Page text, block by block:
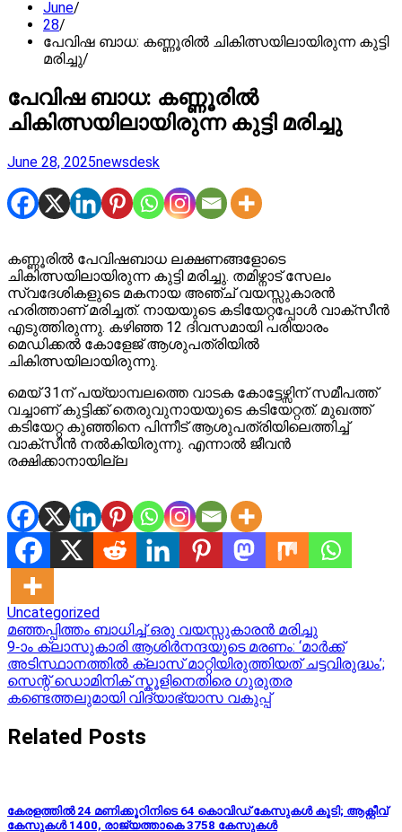
June
28
പേവിഷ ബാധ: കണ്ണൂരിൽ ചികിത്സയിലായിരുന്ന കുട്ടി
മരിച്ചു
പേവിഷ ബാധ: കണ്ണൂരിൽ
ചികിത്സയിലായിരുന്ന കുട്ടി മരിച്ചു
June 28, 2025newsdesk
കണ്ണൂരിൽ പേവിഷബാധ ലക്ഷണങ്ങളോടെ
ചികിത്സയിലായിരുന്ന കുട്ടി മരിച്ചു. തമിഴ്നാട് സേലം
സ്വദേശികളുടെ മകനായ അഞ്ച് വയസ്സുകാരൻ
ഹരിത്താണ് മരിച്ചത്. നായയുടെ കടിയേറ്റപ്പോൾ വാക്സീൻ
എടുത്തിരുന്നു. കഴിഞ്ഞ 12 ദിവസമായി പരിയാരം
മെഡിക്കൽ കോളേജ് ആശുപത്രിയിൽ
ചികിത്സയിലായിരുന്നു.
മെയ് 31ന് പയ്യാമ്പലത്തെ വാടക കോട്ടേഴ്സിന് സമീപത്ത്
വച്ചാണ് കുട്ടിക്ക് തെരുവുനായയുടെ കടിയേറ്റത്. മുഖത്ത്
കടിയേറ്റ കുഞ്ഞിനെ പിന്നീട് ആശുപത്രിയിലെത്തിച്ച്
വാക്സീൻ നൽകിയിരുന്നു. എന്നാൽ ജീവൻ
രക്ഷിക്കാനായില്ല
Uncategorized
Post
navigation
മഞ്ഞപ്പിത്തം ബാധിച്ച് ഒരു വയസ്സുകാരൻ മരിച്ചു
9-ാം ക്ലാസുകാരി ആശിർനന്ദയുടെ മരണം: ‘മാർക്ക്
അടിസ്ഥാനത്തിൽ ക്ലാസ് മാറ്റിയിരുത്തിയത് ചട്ടവിരുദ്ധം’;
സെന്റ് ഡൊമിനിക് സ്കൂളിനെതിരെ ​ഗുരുതര
കണ്ടെത്തലുമായി വിദ്യാഭ്യാസ വകുപ്പ്
Related Posts
കേരളത്തിൽ 24 മണിക്കൂറിനിടെ 64 കൊവിഡ് കേസുകൾ കൂടി; ആക്റ്റീവ്
കേസുകൾ 1400, രാജ്യത്താകെ 3758 കേസുകൾ